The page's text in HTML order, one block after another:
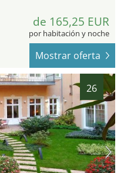
de 165,25 EUR
por habitación y noche
Mostrar oferta
26